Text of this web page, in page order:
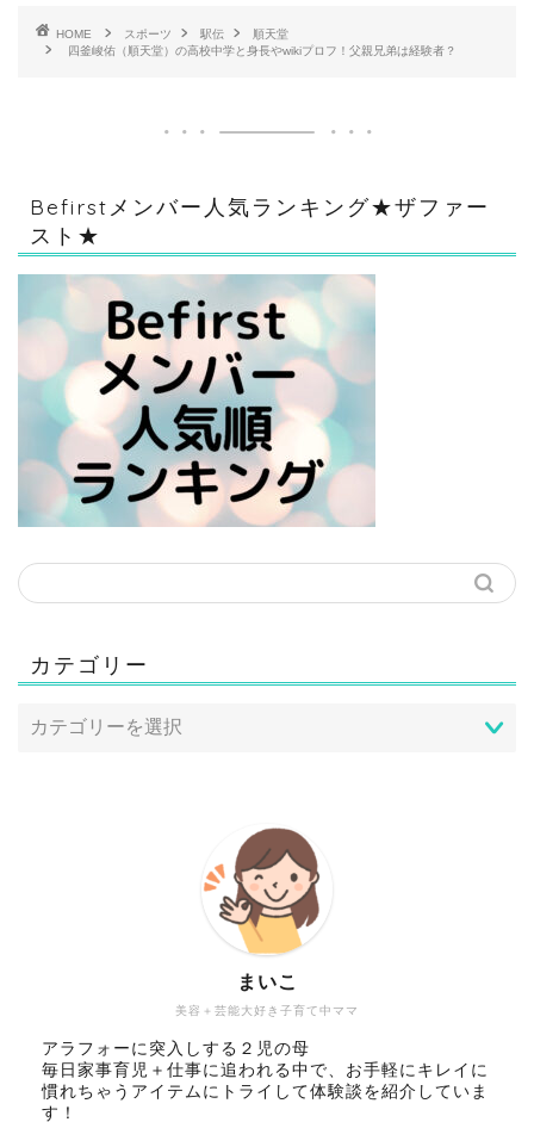
HOME スポーツ 駅伝
順天堂
四釜峻佑（順天堂）の高校中学と身長やwikiプロフ！父親兄弟は経験者？
Befirstメンバー人気ランキング★ザファー
スト★
カテゴリー
美容＋芸能大好き子育て中ママ
まいこ
アラフォーに突入しする２児の母
毎日家事育児＋仕事に追われる中で、お手軽にキレイに
慣れちゃうアイテムにトライして体験談を紹介していま
す！